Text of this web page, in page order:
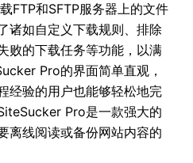
FTP和SFTP服务器上的文件
诸如自定义下载规则、排除
败的下载任务等功能，以满
Pro的界面简单直观，
经验的用户也能够轻松地完
Pro是一款强大的
离线阅读或备份网站内容的